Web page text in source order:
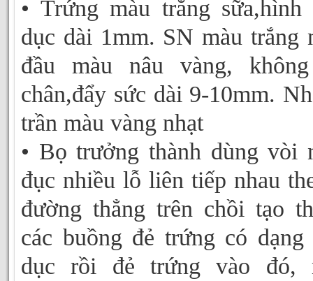
• Trứng màu trắng sữa,hình
dục dài 1mm. SN màu trắng
đầu màu nâu vàng,
chân,đẩy sức dài 9-10mm.
trần màu vàng nhạt
• Bọ trưởng thành dùng vòi
đục nhiều lỗ liên tiếp nhau
đường thẳng trên chồi tạo
các buồng đẻ trứng có dạng
dục rồi đẻ trứng vào đó,